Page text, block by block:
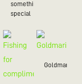
something
special
Goldmarie